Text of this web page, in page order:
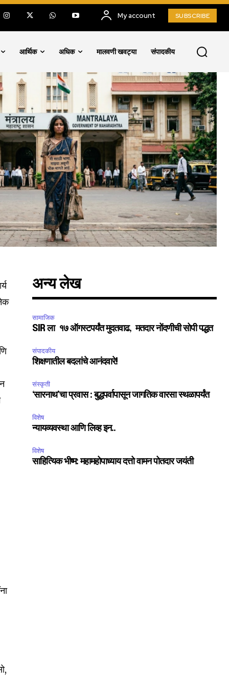
My account SUBSCRIBE
आर्थिक अधिक मालवणी खवट्या संपादकीय
अन्य लेख
सामाजिक
SIR ला १७ ऑगस्टपर्यंत मुदतवाढ, मतदार नोंदणीची सोपी पद्धत
संपादकीय
शिक्षणातील बदलांचे आनंदवारे!
संस्कृती
‘सारनाथ’चा प्रवास : बुद्धपर्वापासून जागतिक वारसा स्थळापर्यंत
विशेष
न्यायव्यवस्था आणि लिव्ह इन..
विशेष
साहित्यिक भीष्म: महामहोपाध्याय दत्तो वामन पोतदार जयंती